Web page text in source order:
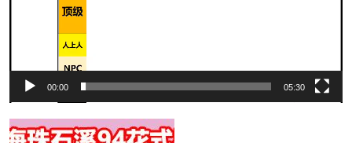
00:00 05:30